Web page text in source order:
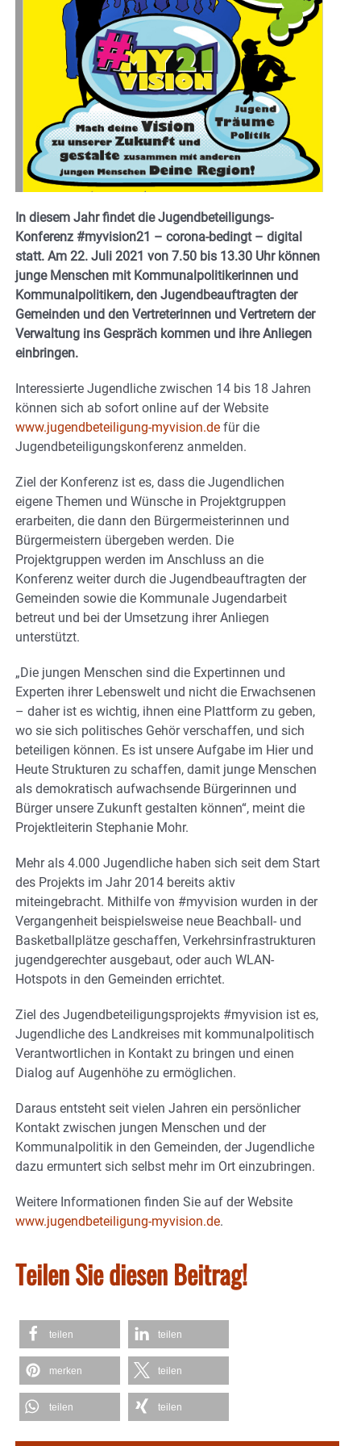
In diesem Jahr findet die Jugendbeteiligungs-
Konferenz #myvision21 – corona-bedingt – digital
statt. Am 22. Juli 2021 von 7.50 bis 13.30 Uhr können
junge Menschen mit Kommunalpolitikerinnen und
Kommunalpolitikern, den Jugendbeauftragten der
Gemeinden und den Vertreterinnen und Vertretern der
Verwaltung ins Gespräch kommen und ihre Anliegen
einbringen.
Interessierte Jugendliche zwischen 14 bis 18 Jahren
können sich ab sofort online auf der Website
www.jugendbeteiligung-myvision.de für die
Jugendbeteiligungskonferenz anmelden.
Ziel der Konferenz ist es, dass die Jugendlichen
eigene Themen und Wünsche in Projektgruppen
erarbeiten, die dann den Bürgermeisterinnen und
Bürgermeistern übergeben werden. Die
Projektgruppen werden im Anschluss an die
Konferenz weiter durch die Jugendbeauftragten der
Gemeinden sowie die Kommunale Jugendarbeit
betreut und bei der Umsetzung ihrer Anliegen
unterstützt.
„Die jungen Menschen sind die Expertinnen und
Experten ihrer Lebenswelt und nicht die Erwachsenen
– daher ist es wichtig, ihnen eine Plattform zu geben,
wo sie sich politisches Gehör verschaffen, und sich
beteiligen können. Es ist unsere Aufgabe im Hier und
Heute Strukturen zu schaffen, damit junge Menschen
als demokratisch aufwachsende Bürgerinnen und
Bürger unsere Zukunft gestalten können“, meint die
Projektleiterin Stephanie Mohr.
Mehr als 4.000 Jugendliche haben sich seit dem Start
des Projekts im Jahr 2014 bereits aktiv
miteingebracht. Mithilfe von #myvision wurden in der
Vergangenheit beispielsweise neue Beachball- und
Basketballplätze geschaffen, Verkehrsinfrastrukturen
jugendgerechter ausgebaut, oder auch WLAN-
Hotspots in den Gemeinden errichtet.
Ziel des Jugendbeteiligungsprojekts #myvision ist es,
Jugendliche des Landkreises mit kommunalpolitisch
Verantwortlichen in Kontakt zu bringen und einen
Dialog auf Augenhöhe zu ermöglichen.
Daraus entsteht seit vielen Jahren ein persönlicher
Kontakt zwischen jungen Menschen und der
Kommunalpolitik in den Gemeinden, der Jugendliche
dazu ermuntert sich selbst mehr im Ort einzubringen.
Weitere Informationen finden Sie auf der Website
www.jugendbeteiligung-myvision.de.
Teilen Sie diesen Beitrag!
teilen teilen
merken teilen
teilen teilen